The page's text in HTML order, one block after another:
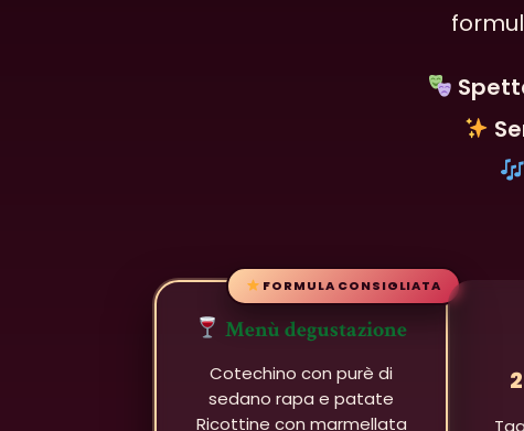
FORMULA CONSIGLIATA
Menù degustazione
Cotechino con purè di
sedano rapa e patate
Ricottine con marmellata